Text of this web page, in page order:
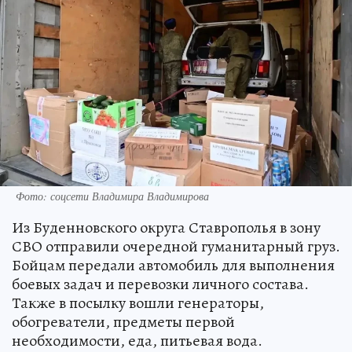
Фото: соцсети Владимира Владимирова
Из Буденновского округа Ставрополья в зону
СВО отправили очередной гуманитарный груз.
Бойцам передали автомобиль для выполнения
боевых задач и перевозки личного состава.
Также в посылку вошли генераторы,
обогреватели, предметы первой
необходимости, еда, питьевая вода.